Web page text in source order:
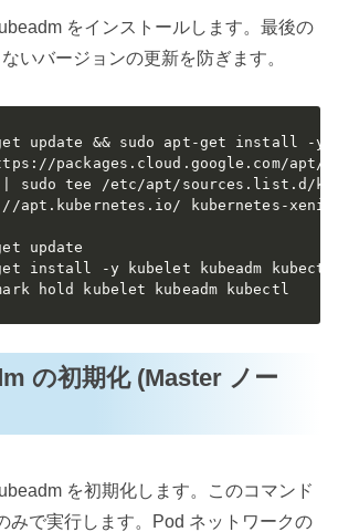
をインストールします。最後の
いバージョンの更新を防ぎます。
update && sudo apt-get install -
packages.cloud.google.com/apt/
| sudo tee /etc/apt/sources.list.d/
apt.kubernetes.io/ kubernetes-
update
install -y kubelet kubeadm kubectl
hold kubelet kubeadm kubectl
の初期化 (Master ノー
を初期化します。このコマンド
みで実行します。Pod ネットワークの